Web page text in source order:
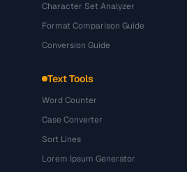
Character Set Analyzer
Format Comparison Guide
Conversion Guide
Text Tools
Word Counter
Case Converter
Sort Lines
Lorem Ipsum Generator